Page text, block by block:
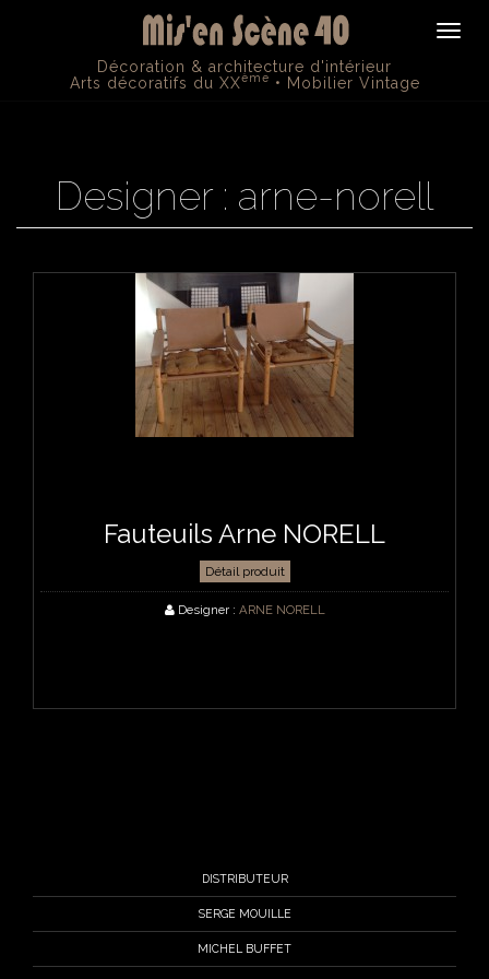
Décoration & architecture d'intérieur
Arts décoratifs du XXème • Mobilier Vintage
Designer : arne-norell
Fauteuils Arne NORELL
Détail produit
Designer : ARNE NORELL
DISTRIBUTEUR
SERGE MOUILLE
MICHEL BUFFET